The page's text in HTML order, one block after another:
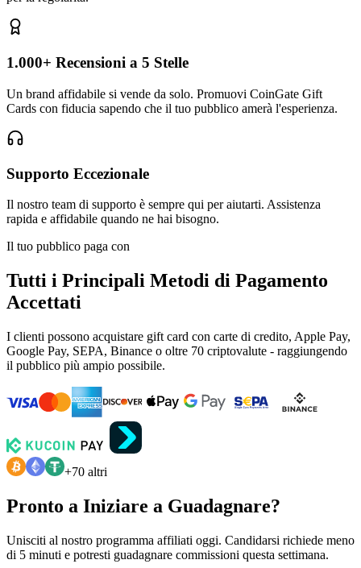
1.000+ Recensioni a 5 Stelle
Un brand affidabile si vende da solo. Promuovi CoinGate Gift
Cards con fiducia sapendo che il tuo pubblico amerà l'esperienza.
Supporto Eccezionale
Il nostro team di supporto è sempre qui per aiutarti. Assistenza
rapida e affidabile quando ne hai bisogno.
Il tuo pubblico paga con
Tutti i Principali Metodi di Pagamento
Accettati
I clienti possono acquistare gift card con carte di credito, Apple Pay,
Google Pay, SEPA, Binance o oltre 70 criptovalute - raggiungendo
il pubblico più ampio possibile.
+70 altri
Pronto a Iniziare a Guadagnare?
Unisciti al nostro programma affiliati oggi. Candidarsi richiede meno
di 5 minuti e potresti guadagnare commissioni questa settimana.